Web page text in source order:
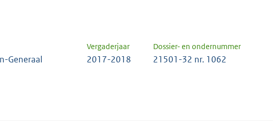
Vergaderjaar Dossier- en ondernummer
Generaal 2017-2018 21501-32 nr. 1062